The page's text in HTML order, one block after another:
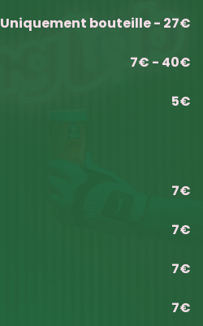
Uniquement bouteille - 27€
7€ - 40€
5€
7€
7€
7€
7€